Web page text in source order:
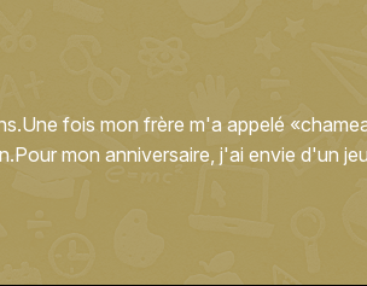
fois mon frère m'a appelé
mon anniversaire, j'ai envie d'un jeu